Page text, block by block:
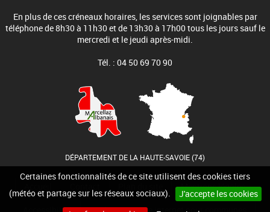
Certaines fonctionnalités de ce site utilisent des cookies tiers
(météo et partage sur les réseaux sociaux).
J'accepte les cookies
En plus de ces créneaux horaires, les services sont joignables par
téléphone de 8h30 à 11h30 et de 13h30 à 17h00 tous les jours sauf le
mercredi et le jeudi après-midi.
Tél. : 04 50 69 70 90
DÉPARTEMENT DE LA HAUTE-SAVOIE (74)
Mentions légales